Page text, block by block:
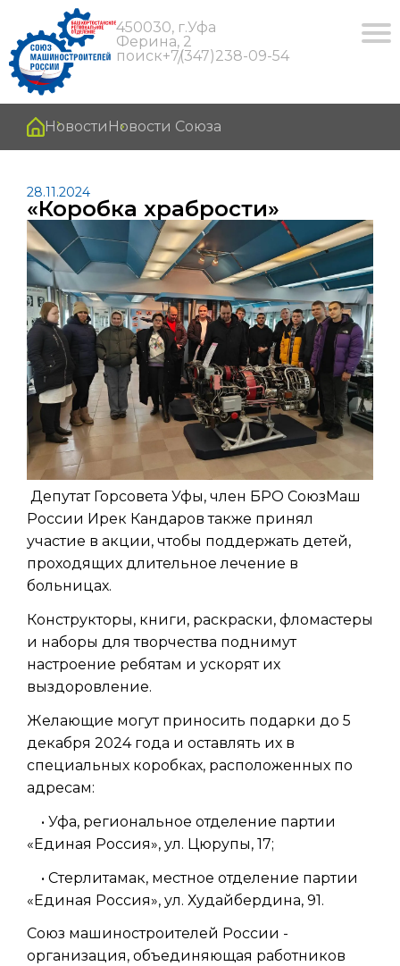
450030, г.Уфа
Ферина, 2
поиск+7(347)238-09-54
Новости Новости Союза
28.11.2024
«Коробка храбрости»
Депутат Горсовета Уфы, член БРО СоюзМаш
России Ирек Кандаров также принял
участие в акции, чтобы поддержать детей,
проходящих длительное лечение в
больницах.
Конструкторы, книги, раскраски, фломастеры
и наборы для творчества поднимут
настроение ребятам и ускорят их
выздоровление.
Желающие могут приносить подарки до 5
декабря 2024 года и оставлять их в
специальных коробках, расположенных по
адресам:
• Уфа, региональное отделение партии
«Единая Россия», ул. Цюрупы, 17;
• Стерлитамак, местное отделение партии
«Единая Россия», ул. Худайбердина, 91.
Союз машиностроителей России -
организация, объединяющая работников